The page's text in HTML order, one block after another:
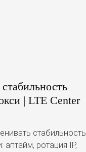
| LTE Center
стабильность
ротация IP,